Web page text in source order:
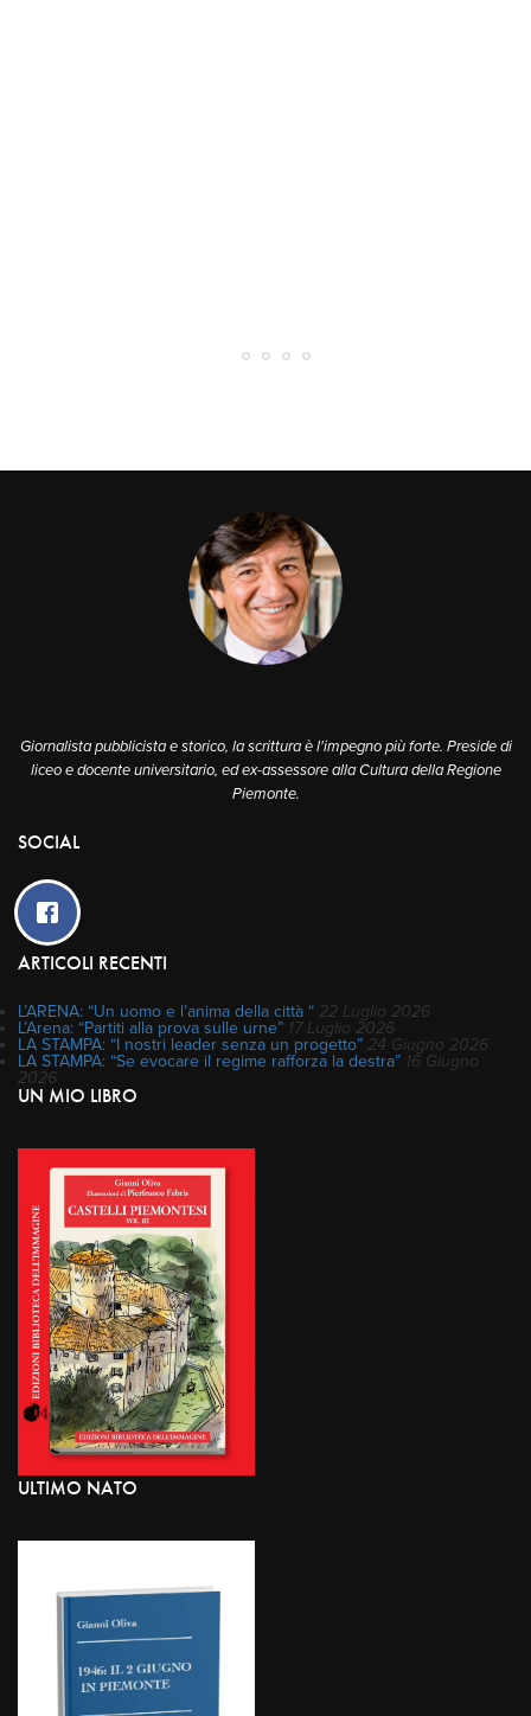
Giornalista pubblicista e storico, la scrittura è l'impegno più forte. Preside di
liceo e docente universitario, ed ex-assessore alla Cultura della Regione
Piemonte.
SOCIAL
ARTICOLI RECENTI
L’ARENA: “Un uomo e l’anima della città “ 22 Luglio 2026
L’Arena: “Partiti alla prova sulle urne” 17 Luglio 2026
LA STAMPA: “I nostri leader senza un progetto” 24 Giugno 2026
LA STAMPA: “Se evocare il regime rafforza la destra” 16 Giugno
2026
UN MIO LIBRO
ULTIMO NATO